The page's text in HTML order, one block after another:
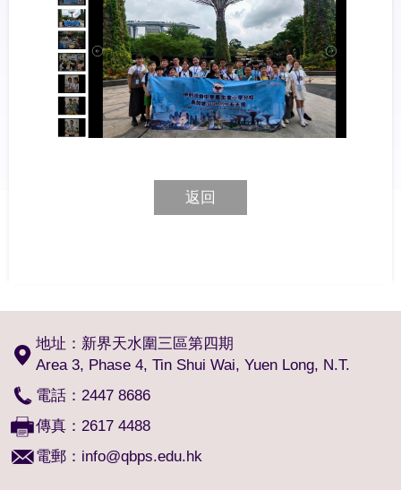
返回
地址：新界天水圍三區第四期
Area 3, Phase 4, Tin Shui Wai, Yuen Long, N.T.
電話：2447 8686
傳真：2617 4488
電郵： info@qbps.edu.hk